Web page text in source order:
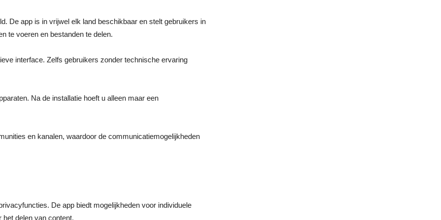
De app is in vrijwel elk land beschikbaar en stelt gebruikers in
te voeren en bestanden te delen.
interface. Zelfs gebruikers zonder technische ervaring
Na de installatie hoeft u alleen maar een
en kanalen, waardoor de communicatiemogelijkheden
De app biedt mogelijkheden voor individuele
delen van content.